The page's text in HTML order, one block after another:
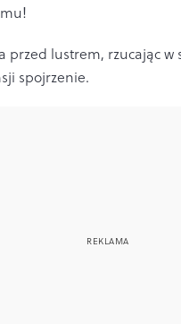
przed lustrem, rzucając
spojrzenie.